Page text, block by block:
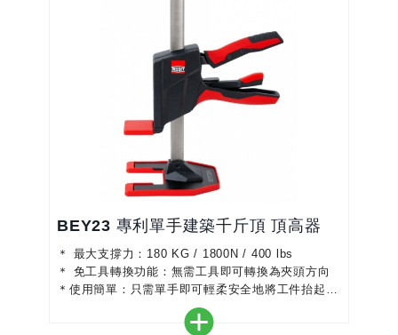
BEY23 專利單手建築千斤頂 頂高器
＊ 最大支撐力：180 KG / 1800N / 400 lbs
＊ 免工具轉換功能：無需工具即可轉換為夾頭方向
＊使用簡單：只需單手即可輕柔安全地將工件抬起
＊安全：封閉的塑膠外殼可保護機械裝置免受灰塵污
垢和碎屑的侵害，並防止手指被夾住